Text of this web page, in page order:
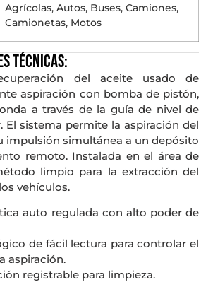
Agrícolas, Autos, Buses, Camiones,
Camionetas, Motos
técnicas:
del aceite usado de
aspiración con bomba de pistón,
a través de la guía de nivel de
El sistema permite la aspiración del
impulsión simultánea a un depósito
remoto. Instalada en el área de
limpio para la extracción del
vehículos.
auto regulada con alto poder de
de fácil lectura para controlar el
aspiración.
registrable para limpieza.